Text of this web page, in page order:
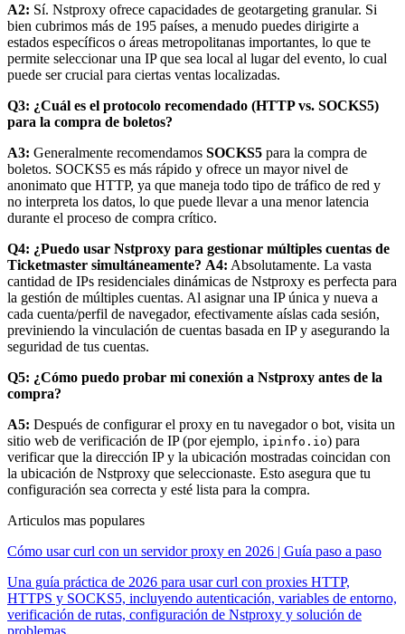
A2: Sí. Nstproxy ofrece capacidades de geotargeting granular. Si
bien cubrimos más de 195 países, a menudo puedes dirigirte a
estados específicos o áreas metropolitanas importantes, lo que te
permite seleccionar una IP que sea local al lugar del evento, lo cual
puede ser crucial para ciertas ventas localizadas.
Q3: ¿Cuál es el protocolo recomendado (HTTP vs. SOCKS5)
para la compra de boletos?
A3: Generalmente recomendamos SOCKS5 para la compra de
boletos. SOCKS5 es más rápido y ofrece un mayor nivel de
anonimato que HTTP, ya que maneja todo tipo de tráfico de red y
no interpreta los datos, lo que puede llevar a una menor latencia
durante el proceso de compra crítico.
Q4: ¿Puedo usar Nstproxy para gestionar múltiples cuentas de
Ticketmaster simultáneamente? A4: Absolutamente. La vasta
cantidad de IPs residenciales dinámicas de Nstproxy es perfecta para
la gestión de múltiples cuentas. Al asignar una IP única y nueva a
cada cuenta/perfil de navegador, efectivamente aíslas cada sesión,
previniendo la vinculación de cuentas basada en IP y asegurando la
seguridad de tus cuentas.
Q5: ¿Cómo puedo probar mi conexión a Nstproxy antes de la
compra?
A5: Después de configurar el proxy en tu navegador o bot, visita un
sitio web de verificación de IP (por ejemplo, ipinfo.io) para
verificar que la dirección IP y la ubicación mostradas coincidan con
la ubicación de Nstproxy que seleccionaste. Esto asegura que tu
configuración sea correcta y esté lista para la compra.
Articulos mas populares
Cómo usar curl con un servidor proxy en 2026 | Guía paso a paso
Una guía práctica de 2026 para usar curl con proxies HTTP,
HTTPS y SOCKS5, incluyendo autenticación, variables de entorno,
verificación de rutas, configuración de Nstproxy y solución de
problemas.